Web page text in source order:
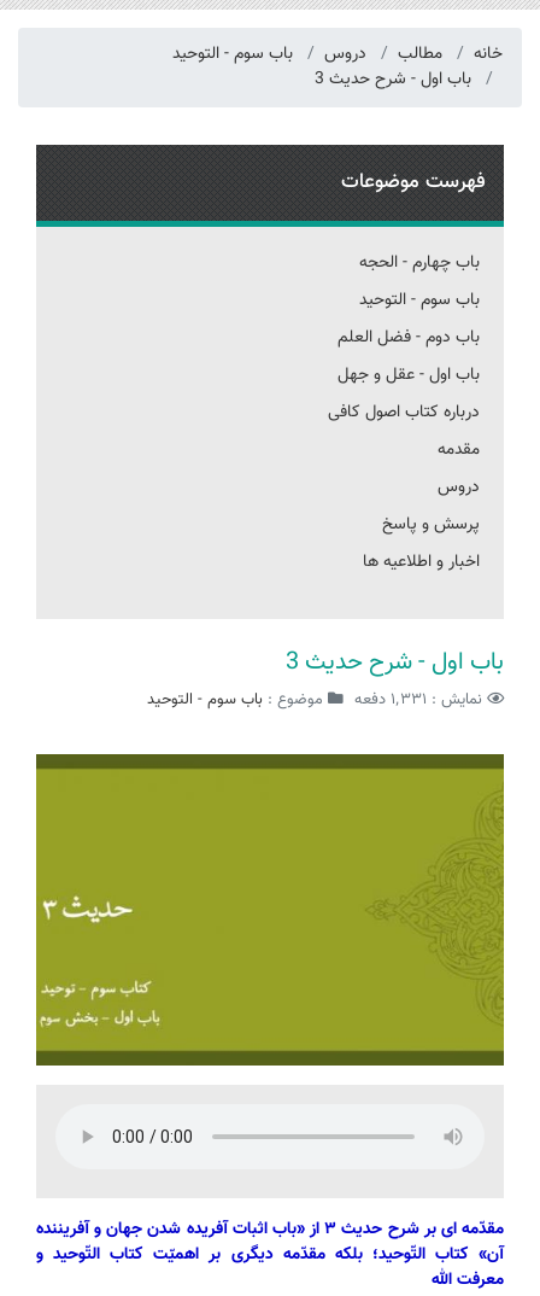
خانه مطالب دروس
باب سوم - التوحید
باب اول - شرح حدیث 3
فهرست موضوعات
باب چهارم - الحجه
باب سوم - التوحید
باب دوم - فضل العلم
باب اول - عقل و جهل
درباره کتاب اصول کافی
مقدمه
دروس
پرسش و پاسخ
اخبار و اطلاعیه ها
باب اول - شرح حدیث 3
نمایش : ۱٬۳۳۱ دفعه موضوع : باب سوم - التوحید
مقدّمه ای بر شرح حدیث ۳ از «باب اثبات آفریده شدن جهان و آفریننده
آن» کتاب التّوحید؛ بلکه مقدّمه دیگری بر اهمیّت کتاب التّوحید و
معرفت الله